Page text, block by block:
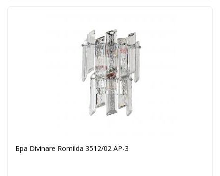
Бра Divinare Romilda 3512/02 AP-3